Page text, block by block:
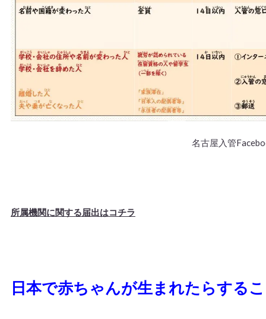
名古屋入管
所属機関に関する届出はコチラ
日本で赤ちゃんが生まれたらする